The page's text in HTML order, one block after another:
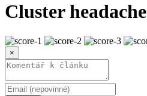
Cluster headache
×